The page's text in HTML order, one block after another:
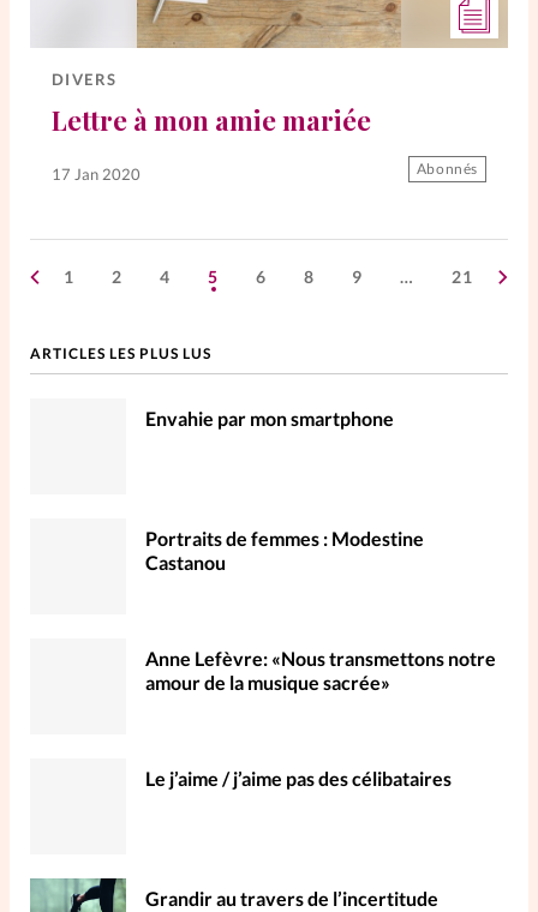
DIVERS
Lettre à mon amie mariée
17 Jan 2020 Abonnés
1 2 4 5 6 8 9 … 21
ARTICLES LES PLUS LUS
Envahie par mon smartphone
Portraits de femmes : Modestine
Castanou
Anne Lefèvre: «Nous transmettons notre
amour de la musique sacrée»
Le j’aime / j’aime pas des célibataires
Grandir au travers de l’incertitude